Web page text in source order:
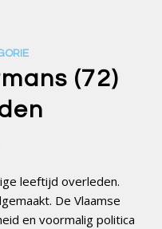
(72)
leeftijd overleden.
De Vlaamse
en voormalig politica